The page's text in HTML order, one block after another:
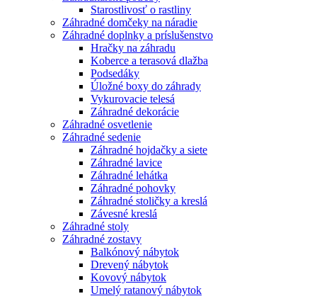
Starostlivosť o rastliny
Záhradné domčeky na náradie
Záhradné doplnky a príslušenstvo
Hračky na záhradu
Koberce a terasová dlažba
Podsedáky
Úložné boxy do záhrady
Vykurovacie telesá
Záhradné dekorácie
Záhradné osvetlenie
Záhradné sedenie
Záhradné hojdačky a siete
Záhradné lavice
Záhradné lehátka
Záhradné pohovky
Záhradné stoličky a kreslá
Závesné kreslá
Záhradné stoly
Záhradné zostavy
Balkónový nábytok
Drevený nábytok
Kovový nábytok
Umelý ratanový nábytok